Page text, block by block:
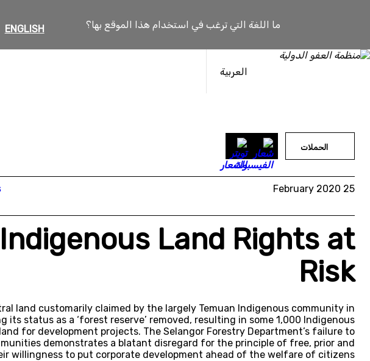
ما اللغة التي ترغب في استخدام هذا الموقع بها؟ ENGLISH
العربية
الحملات
25 February 2020
Land Rights at
Risk
land customarily claimed by the largely Temuan Indigenous community in
its status as a ‘forest reserve’ removed, resulting in some 1,000 Indigenous
for development projects. The Selangor Forestry Department’s failure to
demonstrates a blatant disregard for the principle of free, prior and
willingness to put corporate development ahead of the welfare of citizens.